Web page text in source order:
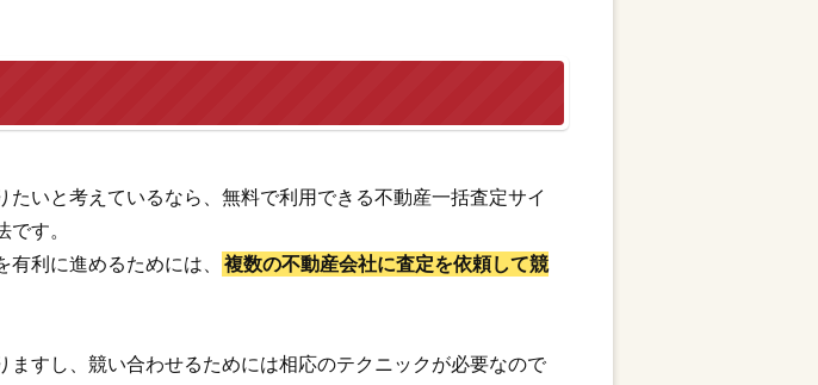
たいと考えているなら、無料で利用できる不動産一括査定サイ
です。
利に進めるためには、
複数の不動産会社に査定を依頼して競
ますし、競い合わせるためには相応のテクニックが必要なので